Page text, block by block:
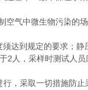
气中微生物污染的
到规定的要求；静
2人，采样时测试人
采取一切措施防止